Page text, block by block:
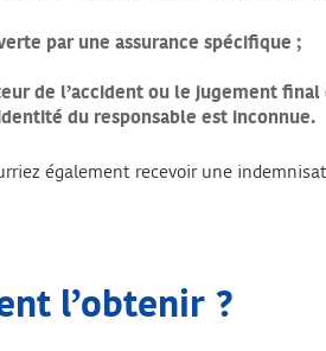
par une assurance spécifique ;
de l’accident ou le jugement
du responsable est inconnue.
également recevoir une
l’obtenir ?